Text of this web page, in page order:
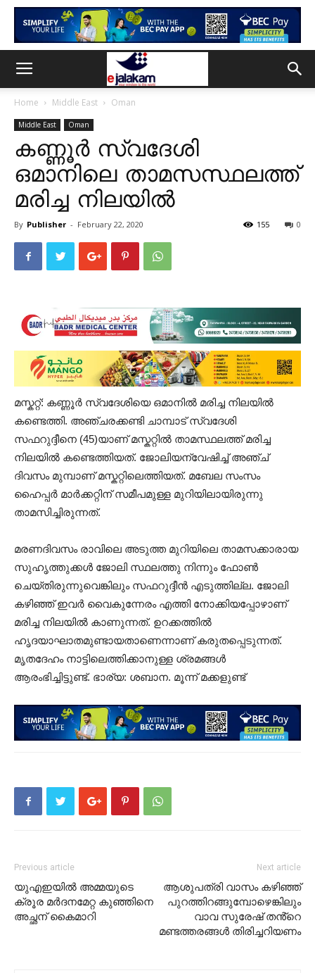
Home Middle East Oman
Middle East Oman
കണ്ണൂർ സ്വദേശി
ഒമാനിലെ താമസസ്ഥലത്ത്
മരിച്ച നിലയിൽ
By Publisher - February 22, 2020 0
155
മസ്കറ്റ്: കണ്ണൂർ സ്വദേശിയെ ഒമാനിൽ മരിച്ച നിലയിൽ
കണ്ടെത്തി. അഞ്ചരക്കണ്ടി ചാമ്പാട് സ്വദേശി
സഫറുദ്ദീനെ (45)യാണ് മസ്കറ്റിൽ താമസ്ഥലത്ത് മരിച്ച
നിലയിൽ കണ്ടെത്തിയത്. ജോലിയന്വേഷിച്ച് അഞ്ച്
ദിവസം മുമ്പാണ് മസ്കറ്റിലെത്തിയത്. മബേല സംസം
ഹൈപ്പർ മാർക്കറ്റിന് സമീപമുള്ള മുറിയിലായിരുന്നു
താമസിച്ചിരുന്നത്.
മരണദിവസം രാവിലെ അടുത്ത മുറിയിലെ താമസക്കാരായ
സുഹൃത്തുക്കള്‍ ജോലി സ്ഥലത്തു നിന്നും ഫോൺ
ചെയ്തിരുന്നുവെങ്കിലും സഫറുദ്ദീൻ എടുത്തില്ല. ജോലി
കഴിഞ്ഞ് ഇവർ വൈകുന്നേരം എത്തി നോക്കിയപ്പോഴാണ്
മരിച്ച നിലയിൽ കാണുന്നത്. ഉറക്കത്തിൽ
ഹൃദയാഘാതമുണ്ടായതാണെന്നാണ് കരുതപ്പെടുന്നത്.
മൃതദേഹം നാട്ടിലെത്തിക്കാനുള്ള ശ്രമങ്ങൾ
ആരംഭിച്ചിട്ടുണ്ട്. ഭാ​ര്യ: ശ​ബാ​ന. മൂ​ന്ന്​ മ​ക്ക​ളു​ണ്ട്
Previous article
യുഎഇയിൽ അമ്മയുടെ
ക്രൂര മർദനമേറ്റ കുഞ്ഞിനെ
അച്ഛന് കൈമാറി
Next article
ആശുപത്രി വാസം കഴിഞ്ഞ്
പുറത്തിറങ്ങുമ്പോഴെങ്കിലും
വാവ സുരേഷ് തൻ്റെ
മണ്ടത്തരങ്ങൾ തിരിച്ചറിയണം